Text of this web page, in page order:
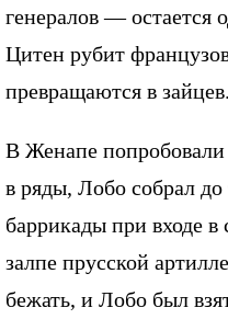
генералов — остается
Цитен рубит
превращаются в
В Женапе попробовали
в ряды, Лобо собрал до
баррикады при входе
залпе прусской
бежать, и Лобо был